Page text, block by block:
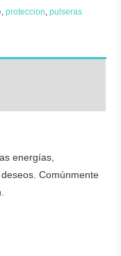
,proteccion ,pulseras
energías,
Comúnmente